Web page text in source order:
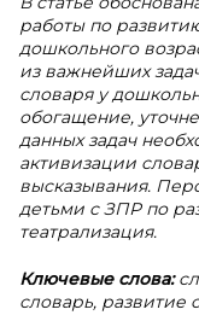
работы по
дошкольного
из важнейших
словаря у
обогащение,
данных задач
активизации
высказывания.
детьми с ЗПР по
театрализация.
Ключевые слова:
словарь, развитие